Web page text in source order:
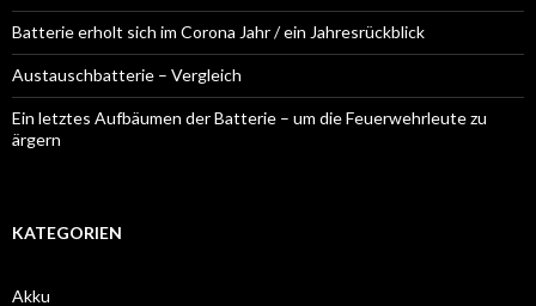
Batterie erholt sich im Corona Jahr / ein Jahresrückblick
Austauschbatterie – Vergleich
Ein letztes Aufbäumen der Batterie – um die Feuerwehrleute zu
ärgern
KATEGORIEN
Akku